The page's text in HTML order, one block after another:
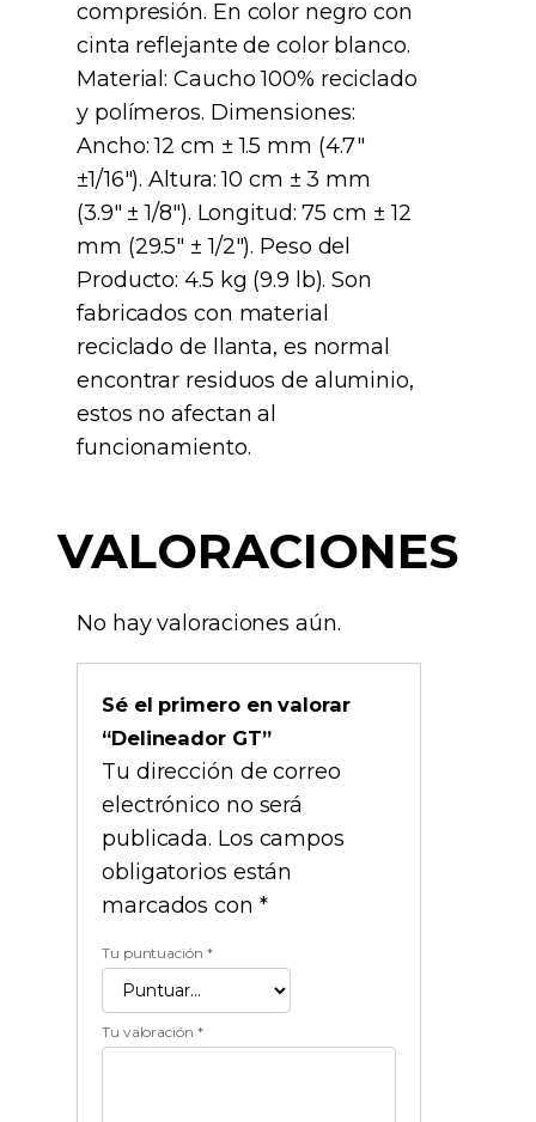
compresión. En color negro con
cinta reflejante de color blanco.
Material: Caucho 100% reciclado
y polímeros. Dimensiones:
Ancho: 12 cm ± 1.5 mm (4.7"
±1/16"). Altura: 10 cm ± 3 mm
(3.9" ± 1/8"). Longitud: 75 cm ± 12
mm (29.5" ± 1/2"). Peso del
Producto: 4.5 kg (9.9 lb). Son
fabricados con material
reciclado de llanta, es normal
encontrar residuos de aluminio,
estos no afectan al
funcionamiento.
VALORACIONES
No hay valoraciones aún.
Sé el primero en valorar
“Delineador GT”
Tu dirección de correo
electrónico no será
publicada. Los campos
obligatorios están
marcados con *
Tu puntuación *
Tu valoración *